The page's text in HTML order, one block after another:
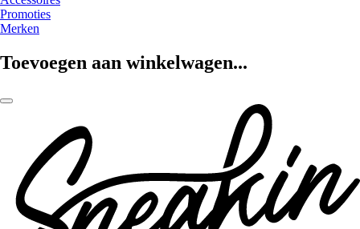
Promoties
Merken
Toevoegen aan winkelwagen...